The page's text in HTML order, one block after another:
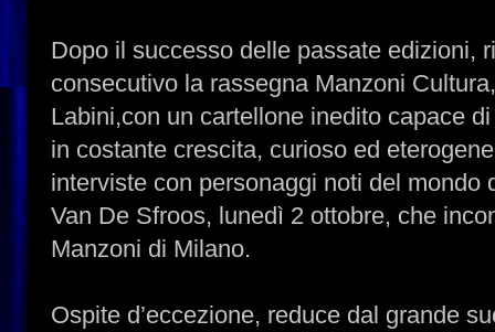
Dopo il successo delle passate edizioni,
consecutivo la rassegna Manzoni
Labini,con un cartellone inedito capace
in costante crescita, curioso ed
interviste con personaggi noti del mondo
Van De Sfroos, lunedì 2 ottobre, che
Manzoni di Milano.
Ospite d’eccezione, reduce dal grande